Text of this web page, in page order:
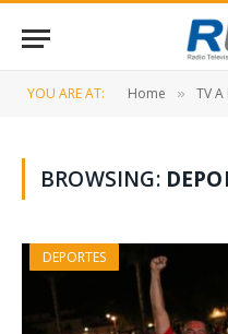
YOU ARE AT: Home » TV A
BROWSING:
DEPORTES